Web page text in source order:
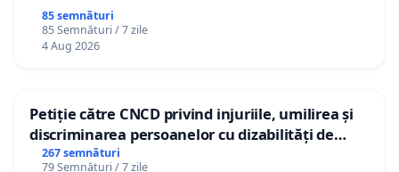
85 semnături
85 Semnături / 7 zile
4 Aug 2026
Petiție către CNCD privind injuriile, umilirea și
discriminarea persoanelor cu dizabilități de
către utilizatorul TikTok „Gorici”
267 semnături
79 Semnături / 7 zile